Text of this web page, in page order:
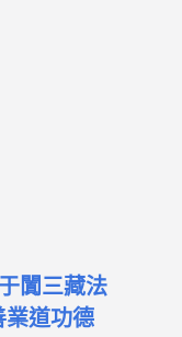
闐三藏法
業道功德